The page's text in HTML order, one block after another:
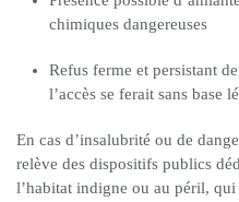
chimiques dangereuses
Refus ferme et persistant
l’accès se ferait sans base
En cas d’insalubrité ou de
relève des dispositifs publics
l’habitat indigne ou au péril,